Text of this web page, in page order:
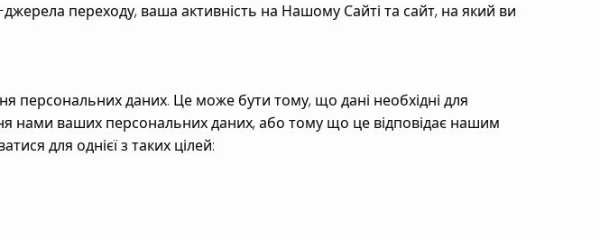
переходу, ваша активність на Нашому Сайті та сайт, на який ви
персональних даних. Це може бути тому, що дані необхідні для
нами ваших персональних даних, або тому що це відповідає нашим
для однієї з таких цілей: